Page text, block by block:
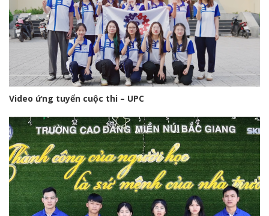
Video ứng tuyển cuộc thi – UPC